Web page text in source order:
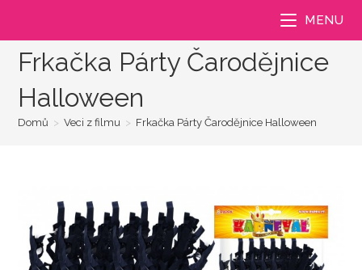
MENU
Frkačka Párty Čarodějnice
Halloween
Domů > Veci z filmu > Frkačka Párty Čarodějnice Halloween